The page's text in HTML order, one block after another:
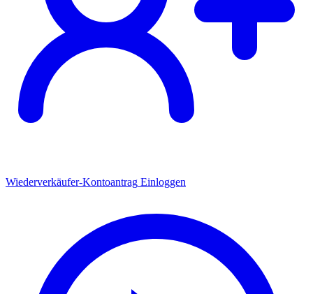
Wiederverkäufer-Kontoantrag Einloggen